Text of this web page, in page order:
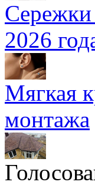
Сережки
2026
Мягкая
монтажа